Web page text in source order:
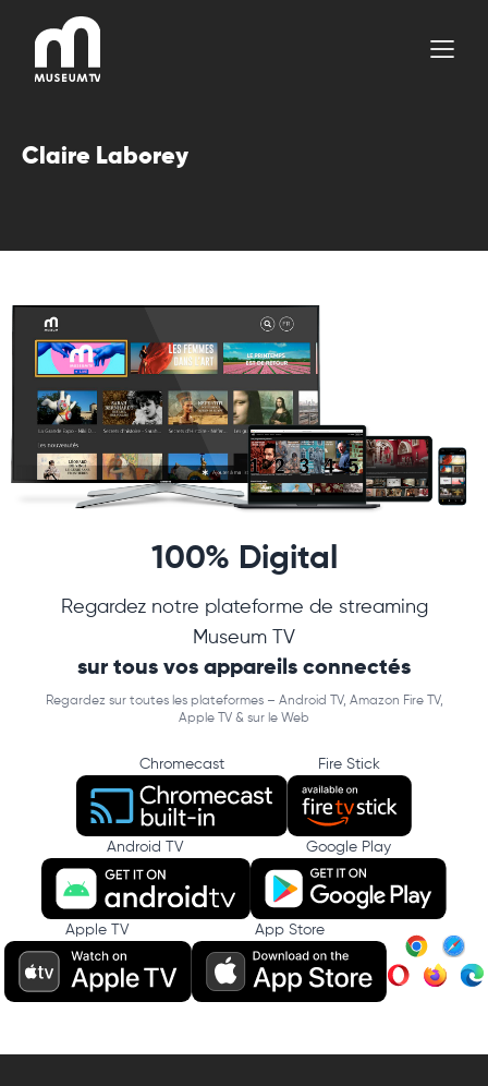
contenu
Claire Laborey
100% Digital
Regardez notre plateforme de streaming
Museum TV
sur tous vos appareils connectés
Regardez sur toutes les plateformes – Android TV, Amazon Fire TV,
Apple TV & sur le Web
Chromecast Fire Stick
Android TV Google Play
Apple TV App Store